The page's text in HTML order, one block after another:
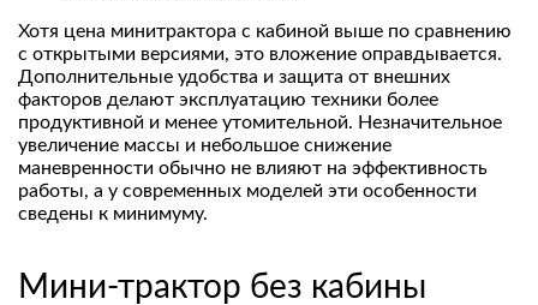
Хотя цена минитрактора с кабиной выше по сравнению
с открытыми версиями, это вложение оправдывается.
Дополнительные удобства и защита от внешних
факторов делают эксплуатацию техники более
продуктивной и менее утомительной. Незначительное
увеличение массы и небольшое снижение
маневренности обычно не влияют на эффективность
работы, а у современных моделей эти особенности
сведены к минимуму.
Мини-трактор без кабины